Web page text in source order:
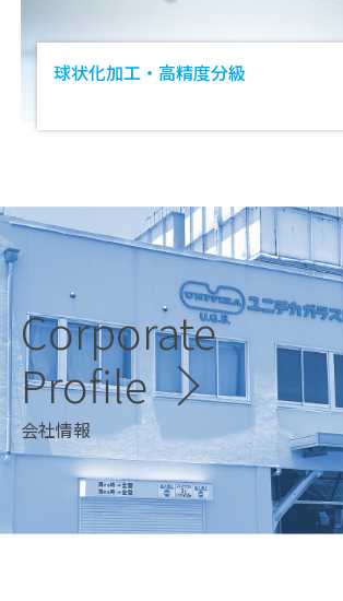
球状化加工・高精度分級
Corporate
Profile
会社情報